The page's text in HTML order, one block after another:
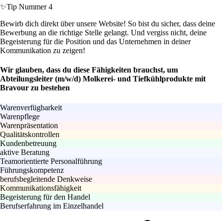
✨Tip Nummer 4
Bewirb dich direkt über unsere Website! So bist du sicher, dass deine
Bewerbung an die richtige Stelle gelangt. Und vergiss nicht, deine
Begeisterung für die Position und das Unternehmen in deiner
Kommunikation zu zeigen!
Wir glauben, dass du diese Fähigkeiten brauchst, um
Abteilungsleiter (m/w/d) Molkerei- und Tiefkühlprodukte mit
Bravour zu bestehen
Warenverfügbarkeit
Warenpflege
Warenpräsentation
Qualitätskontrollen
Kundenbetreuung
aktive Beratung
Teamorientierte Personalführung
Führungskompetenz
berufsbegleitende Denkweise
Kommunikationsfähigkeit
Begeisterung für den Handel
Berufserfahrung im Einzelhandel